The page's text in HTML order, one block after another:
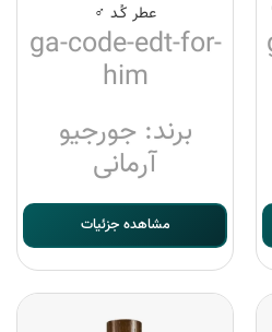
عطر کُـد ♂
ga-code-edt-for-
him
برند: جورجیو
آرمانی
مشاهده جزئیات